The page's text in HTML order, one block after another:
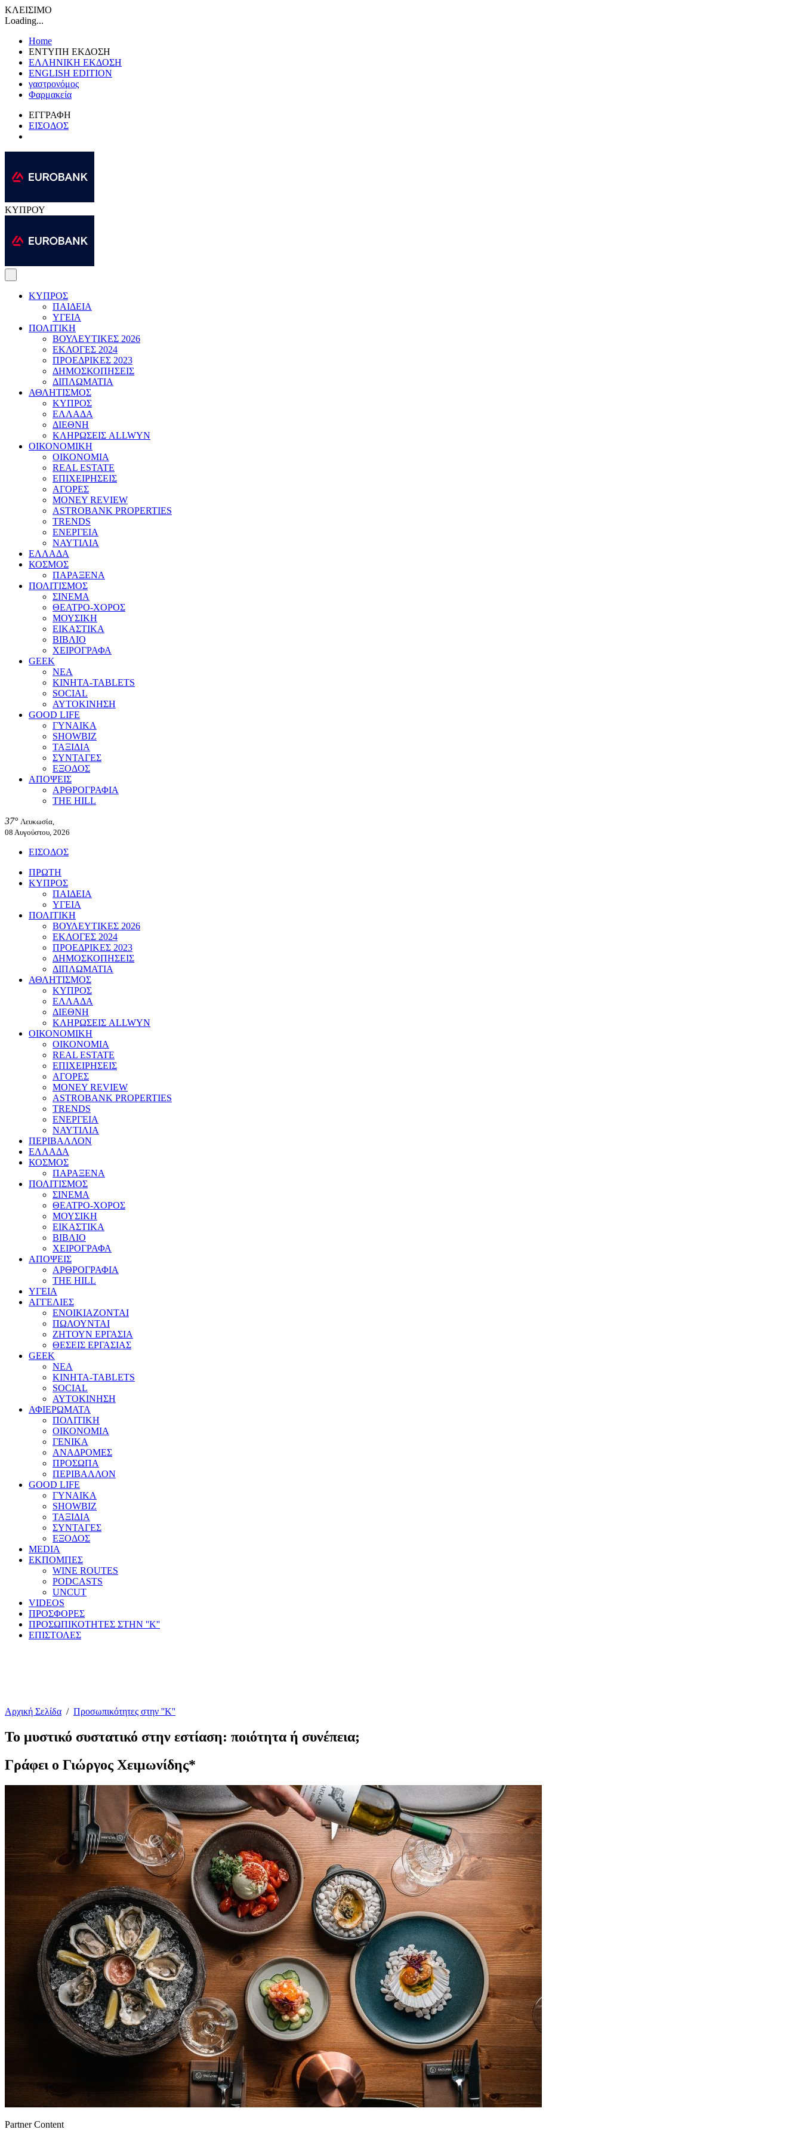
ΚΛΕΙΣΙΜΟ
Loading...
Home
ΕΝΤΥΠΗ ΕΚΔΟΣΗ
ΕΛΛΗΝΙΚΗ ΕΚΔΟΣΗ
ENGLISH EDITION
γαστρονόμος
Φαρμακεία
ΕΓΓΡΑΦΗ
ΕΙΣΟΔΟΣ
ΚΥΠΡΟΥ
ΚΥΠΡΟΣ
ΠΑΙΔΕΙΑ
ΥΓΕΙΑ
ΠΟΛΙΤΙΚΗ
ΒΟΥΛΕΥΤΙΚΕΣ 2026
ΕΚΛΟΓΕΣ 2024
ΠΡΟΕΔΡΙΚΕΣ 2023
ΔΗΜΟΣΚΟΠΗΣΕΙΣ
ΔΙΠΛΩΜΑΤΙΑ
ΑΘΛΗΤΙΣΜΟΣ
ΚΥΠΡΟΣ
ΕΛΛΑΔΑ
ΔΙΕΘΝΗ
ΚΛΗΡΩΣΕΙΣ ALLWYN
ΟΙΚΟΝΟΜΙΚΗ
ΟΙΚΟΝΟΜΙΑ
REAL ESTATE
ΕΠΙΧΕΙΡΗΣΕΙΣ
ΑΓΟΡΕΣ
MONEY REVIEW
ASTROBANK PROPERTIES
TRENDS
ΕΝΕΡΓΕΙΑ
ΝΑΥΤΙΛΙΑ
ΕΛΛΑΔΑ
ΚΟΣΜΟΣ
ΠΑΡΑΞΕΝΑ
ΠΟΛΙΤΙΣΜΟΣ
ΣΙΝΕΜΑ
ΘΕΑΤΡΟ-ΧΟΡΟΣ
ΜΟΥΣΙΚΗ
ΕΙΚΑΣΤΙΚΑ
ΒΙΒΛΙΟ
ΧΕΙΡΟΓΡΑΦΑ
GEEK
ΝΕΑ
ΚΙΝΗΤΑ-TABLETS
SOCIAL
ΑΥΤΟΚΙΝΗΣΗ
GOOD LIFE
ΓΥΝΑΙΚΑ
SHOWBIZ
ΤΑΞΙΔΙΑ
ΣΥΝΤΑΓΕΣ
ΕΞΟΔΟΣ
ΑΠΟΨΕΙΣ
ΑΡΘΡΟΓΡΑΦΙΑ
THE HILL
37° Λευκωσία,
08 Αυγούστου, 2026
ΕΙΣΟΔΟΣ
ΠΡΩΤΗ
ΚΥΠΡΟΣ
ΠΑΙΔΕΙΑ
ΥΓΕΙΑ
ΠΟΛΙΤΙΚΗ
ΒΟΥΛΕΥΤΙΚΕΣ 2026
ΕΚΛΟΓΕΣ 2024
ΠΡΟΕΔΡΙΚΕΣ 2023
ΔΗΜΟΣΚΟΠΗΣΕΙΣ
ΔΙΠΛΩΜΑΤΙΑ
ΑΘΛΗΤΙΣΜΟΣ
ΚΥΠΡΟΣ
ΕΛΛΑΔΑ
ΔΙΕΘΝΗ
ΚΛΗΡΩΣΕΙΣ ALLWYN
ΟΙΚΟΝΟΜΙΚΗ
ΟΙΚΟΝΟΜΙΑ
REAL ESTATE
ΕΠΙΧΕΙΡΗΣΕΙΣ
ΑΓΟΡΕΣ
MONEY REVIEW
ASTROBANK PROPERTIES
TRENDS
ΕΝΕΡΓΕΙΑ
ΝΑΥΤΙΛΙΑ
ΠΕΡΙΒΑΛΛΟΝ
ΕΛΛΑΔΑ
ΚΟΣΜΟΣ
ΠΑΡΑΞΕΝΑ
ΠΟΛΙΤΙΣΜΟΣ
ΣΙΝΕΜΑ
ΘΕΑΤΡΟ-ΧΟΡΟΣ
ΜΟΥΣΙΚΗ
ΕΙΚΑΣΤΙΚΑ
ΒΙΒΛΙΟ
ΧΕΙΡΟΓΡΑΦΑ
ΑΠΟΨΕΙΣ
ΑΡΘΡΟΓΡΑΦΙΑ
THE HILL
ΥΓΕΙΑ
ΑΓΓΕΛΙΕΣ
ΕΝΟΙΚΙΑΖΟΝΤΑΙ
ΠΩΛΟΥΝΤΑΙ
ΖΗΤΟΥΝ ΕΡΓΑΣΙΑ
ΘΕΣΕΙΣ ΕΡΓΑΣΙΑΣ
GEEK
ΝΕΑ
ΚΙΝΗΤΑ-TABLETS
SOCIAL
ΑΥΤΟΚΙΝΗΣΗ
ΑΦΙΕΡΩΜΑΤΑ
ΠΟΛΙΤΙΚΗ
ΟΙΚΟΝΟΜΙΑ
ΓΕΝΙΚΑ
ΑΝΑΔΡΟΜΕΣ
ΠΡΟΣΩΠΑ
ΠΕΡΙΒΑΛΛΟΝ
GOOD LIFE
ΓΥΝΑΙΚΑ
SHOWBIZ
ΤΑΞΙΔΙΑ
ΣΥΝΤΑΓΕΣ
ΕΞΟΔΟΣ
MEDIA
ΕΚΠΟΜΠΕΣ
WINE ROUTES
PODCASTS
UNCUT
VIDEOS
ΠΡΟΣΦΟΡΕΣ
ΠΡΟΣΩΠΙΚΟΤΗΤΕΣ ΣΤΗΝ ''Κ''
ΕΠΙΣΤΟΛΕΣ
Αρχική Σελίδα / Προσωπικότητες στην ''Κ''
Το μυστικό συστατικό στην εστίαση: ποιότητα ή συνέπεια;
Γράφει ο Γιώργος Χειμωνίδης*
Partner Content